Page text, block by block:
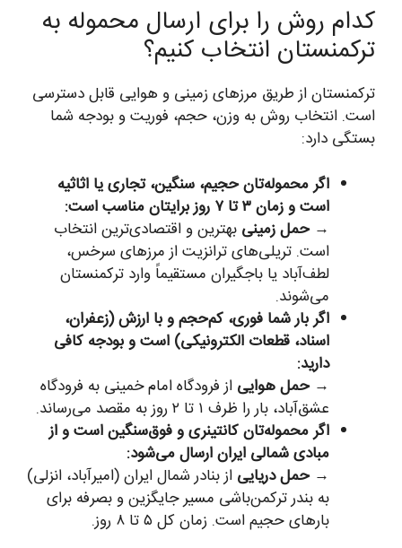
کدام روش را برای ارسال محموله به
ترکمنستان انتخاب کنیم؟
ترکمنستان از طریق مرزهای زمینی و هوایی قابل دسترسی
است. انتخاب روش به وزن، حجم، فوریت و بودجه شما
بستگی دارد:
اگر محموله‌تان حجیم، سنگین، تجاری یا اثاثیه
است و زمان ۳ تا ۷ روز برایتان مناسب است:
→حمل زمینی بهترین و اقتصادی‌ترین انتخاب
است. تریلی‌های ترانزیت از مرزهای سرخس،
لطف‌آباد یا باجگیران مستقیماً وارد ترکمنستان
می‌شوند.
اگر بار شما فوری، کم‌حجم و با ارزش (زعفران،
اسناد، قطعات الکترونیکی) است و بودجه کافی
دارید:
→حمل هوایی از فرودگاه امام خمینی به فرودگاه
عشق‌آباد، بار را ظرف ۱ تا ۲ روز به مقصد می‌رساند.
اگر محموله‌تان کانتینری و فوق‌سنگین است و از
مبادی شمالی ایران ارسال می‌شود:
→حمل دریایی از بنادر شمال ایران (امیرآباد، انزلی)
به بندر ترکمن‌باشی مسیر جایگزین و بصرفه برای
بارهای حجیم است. زمان کل ۵ تا ۸ روز.